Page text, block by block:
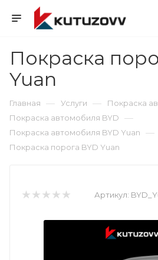
Покраска
Yuan
Главная — Услуги — Покраска
Покраска автомобиля BYD —
Покраска автомобиля BYD Yuan —
Покраска порога BYD Yuan
Артикул: